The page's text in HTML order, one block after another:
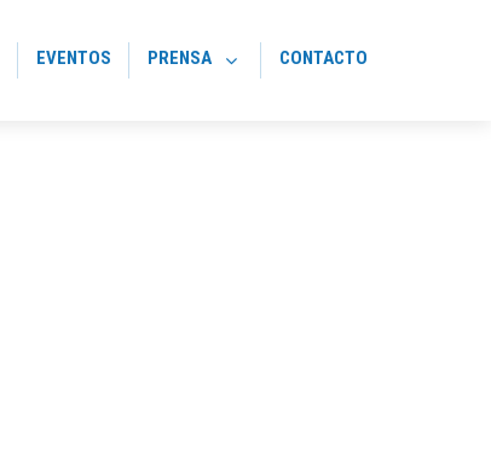
EVENTOS PRENSA CONTACTO